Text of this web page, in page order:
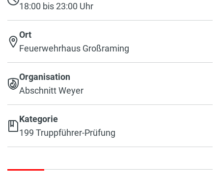
18:00 bis 23:00 Uhr
Ort
Feuerwehrhaus Großraming
Organisation
Abschnitt Weyer
Kategorie
199 Truppführer-Prüfung